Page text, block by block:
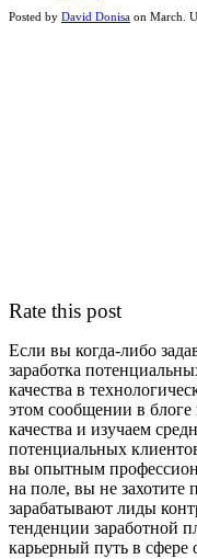
Posted by David Donisa on March .
Rate this post
Если вы когда-либо
заработка
качества в
этом сообщении в
качества и изучаем
потенциальных
вы опытным
на поле, вы не захотите
зарабатывают лиды
тенденции заработной
карьерный путь в сфере